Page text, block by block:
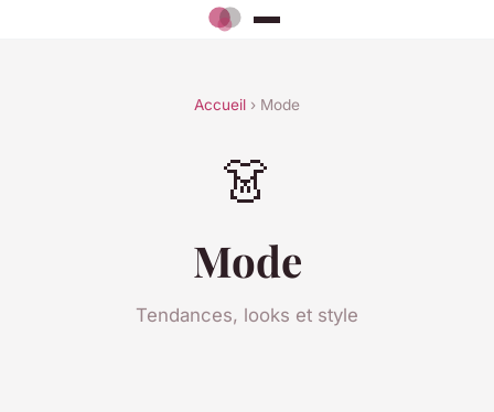
Accueil › Mode
👗
Mode
Tendances, looks et style